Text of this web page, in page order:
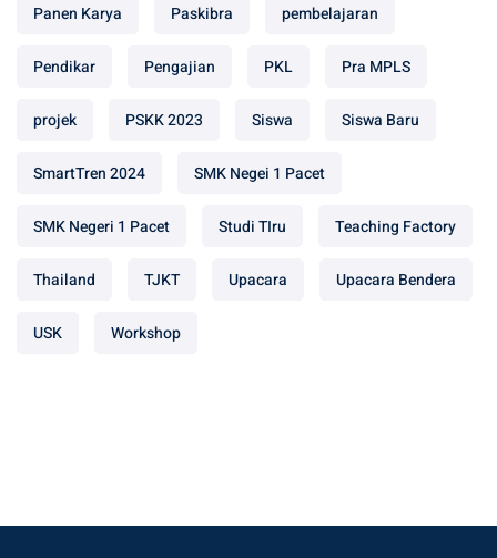
Panen Karya Paskibra pembelajaran
Pendikar Pengajian PKL Pra MPLS
projek PSKK 2023 Siswa Siswa Baru
SmartTren 2024 SMK Negei 1 Pacet
SMK Negeri 1 Pacet Studi TIru Teaching Factory
Thailand TJKT Upacara Upacara Bendera
USK Workshop